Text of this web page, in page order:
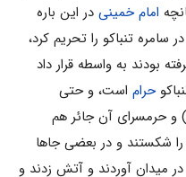
امام خمینی در این باره
سامره تنباکو را تحریم کرد،
بودند به واسطه قرار داد
حرام است، و حتی
و حرمسرای آن جائر هم
را شکستند و در بعضی جاها
میدان آوردند و آتش زدند و